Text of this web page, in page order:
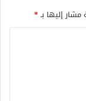
مشار إليها بـ*